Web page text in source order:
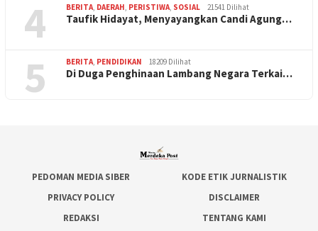
4 BERITA DAERAH PERISTIWA SOSIAL 21541 Dilihat
Taufik Hidayat, Menyayangkan Candi Agung…
5 BERITA PENDIDIKAN 18209 Dilihat
Di Duga Penghinaan Lambang Negara Terkai…
PEDOMAN MEDIA SIBER
KODE ETIK JURNALISTIK
PRIVACY POLICY
DISCLAIMER
REDAKSI
TENTANG KAMI